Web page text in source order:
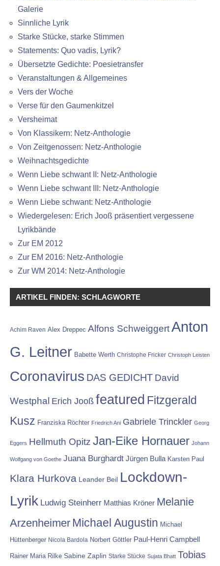
Galerie
Sinnliche Lyrik
Starke Stücke, starke Stimmen
Statements: Quo vadis, Lyrik?
Übersetzte Gedichte: Poesietransfer
Veranstaltungen & Allgemeines
Vers der Woche
Verse für den Gaumenkitzel
Versheimat
Von Klassikern: Netz-Anthologie
Von Zeitgenossen: Netz-Anthologie
Weihnachtsgedichte
Wenn Liebe schwant II: Netz-Anthologie
Wenn Liebe schwant III: Netz-Anthologie
Wenn Liebe schwant: Netz-Anthologie
Wiedergelesen: Erich Jooß präsentiert vergessene
Lyrikbände
Zur EM 2012
Zur EM 2016: Netz-Anthologie
Zur WM 2014: Netz-Anthologie
ARTIKEL FINDEN: SCHLAGWORTE
Achim Raven Alex Dreppec Alfons SchweiggertAnton
G. Leitner Babette Werth Christophe Fricker Christoph Leisten
Coronavirus DAS GEDICHT David
Westphal Erich Jooß featured Fitzgerald
Kusz Franziska Röchter Friedrich Ani Gabriele Trinckler Georg
Eggers Hellmuth Opitz Jan-Eike Hornauer Johann
Wolfgang von Goethe Juana Burghardt Jürgen Bulla Karsten Paul
Klara Hurkova Leander Beil Lockdown-
Lyrik Ludwig Steinherr Matthias Kröner Melanie
Arzenheimer Michael Augustin Michael
Hüttenberger Nicola Bardola Norbert Göttler Paul-Henri Campbell
Rainer Maria Rilke Sabine Zaplin Starke Stücke Sujata Bhatt Tobias